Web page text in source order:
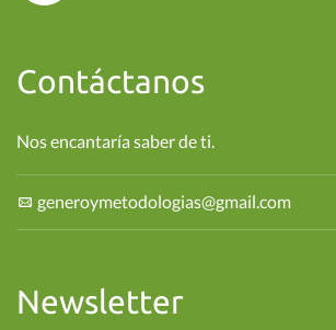
Contáctanos
Nos encantaría saber de ti.
generoymetodologias@gmail.com
Newsletter